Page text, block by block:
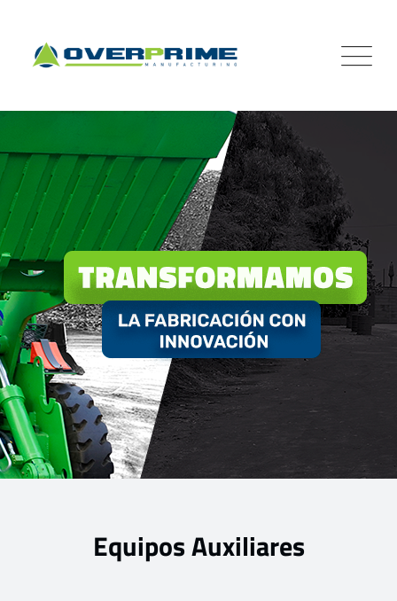
Equipos Auxiliares